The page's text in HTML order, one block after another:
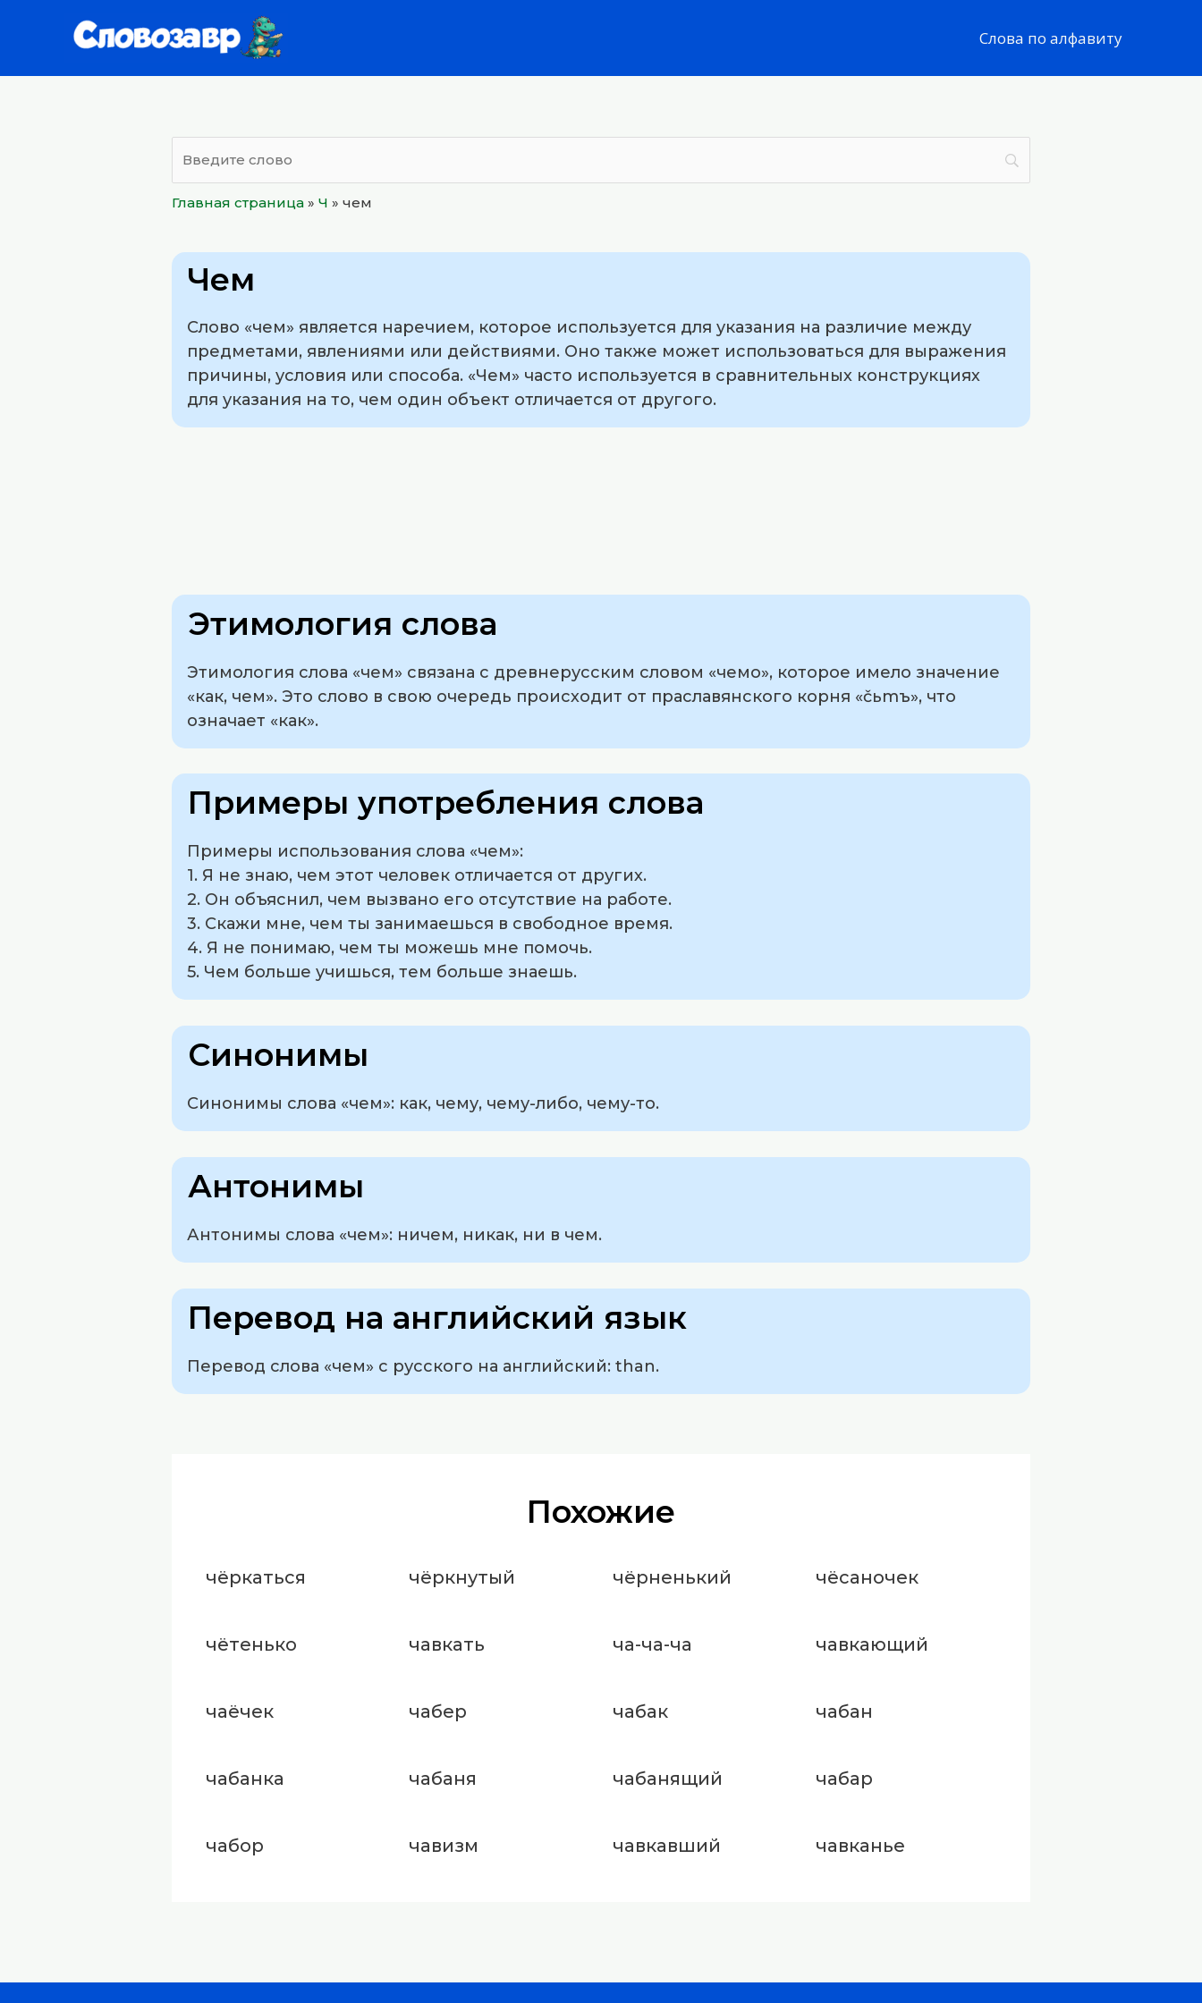
Слова по алфавиту
Главная страница » Ч » чем
Чем
Слово «чем» является наречием, которое используется для указания на различие между
предметами, явлениями или действиями. Оно также может использоваться для выражения
причины, условия или способа. «Чем» часто используется в сравнительных конструкциях
для указания на то, чем один объект отличается от другого.
Этимология слова
Этимология слова «чем» связана с древнерусским словом «чемо», которое имело значение
«как, чем». Это слово в свою очередь происходит от праславянского корня «čьmъ», что
означает «как».
Примеры употребления слова
Примеры использования слова «чем»:
1. Я не знаю, чем этот человек отличается от других.
2. Он объяснил, чем вызвано его отсутствие на работе.
3. Скажи мне, чем ты занимаешься в свободное время.
4. Я не понимаю, чем ты можешь мне помочь.
5. Чем больше учишься, тем больше знаешь.
Синонимы
Синонимы слова «чем»: как, чему, чему-либо, чему-то.
Антонимы
Антонимы слова «чем»: ничем, никак, ни в чем.
Перевод на английский язык
Перевод слова «чем» с русского на английский: than.
Похожие
чёркаться чёркнутый чёрненький чёсаночек
чётенько чавкать ча-ча-ча чавкающий
чаёчек чабер чабак чабан
чабанка чабаня чабанящий чабар
чабор чавизм чавкавший чавканье